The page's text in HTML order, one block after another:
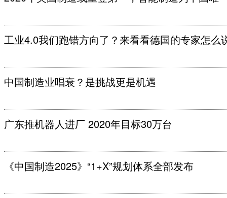
工业4.0我们跑错方向了？来看看德国的专家怎么
中国制造业唱衰？是挑战更是机遇
广东推机器人进厂 2020年目标30万台
《中国制造2025》“1+X”规划体系全部发布